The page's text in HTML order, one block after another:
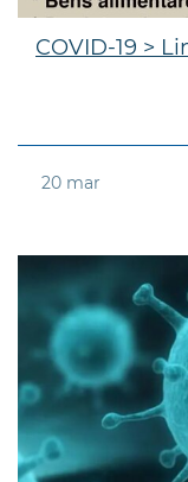
COVID-19 >
20 mar